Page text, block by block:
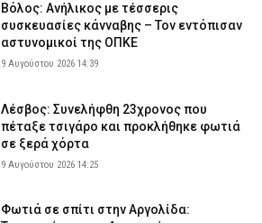
Βόλος: Ανήλικος με τέσσερις
συσκευασίες κάνναβης – Τον εντόπισαν
αστυνομικοί της ΟΠΚΕ
9 Αυγούστου 2026 14:39
Λέσβος: Συνελήφθη 23χρονος που
πέταξε τσιγάρο και προκλήθηκε φωτιά
σε ξερά χόρτα
9 Αυγούστου 2026 14:25
Φωτιά σε σπίτι στην Αργολίδα: